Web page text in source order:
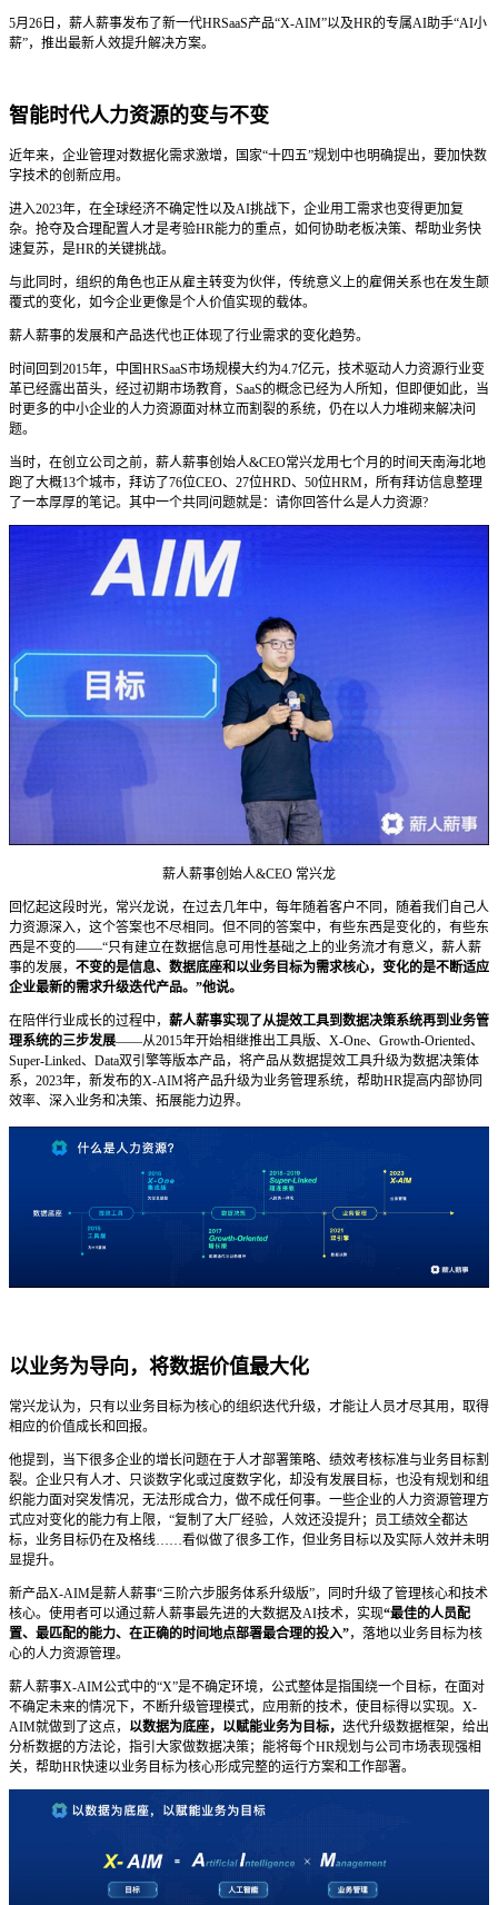
5月26日，薪人薪事发布了新一代HRSaaS产品“X-AIM”以及HR的专属AI助手“AI小
薪”，推出最新人效提升解决方案。
智能时代人力资源的变与不变
近年来，企业管理对数据化需求激增，国家“十四五”规划中也明确提出，要加快数
字技术的创新应用。
进入2023年，在全球经济不确定性以及AI挑战下，企业用工需求也变得更加复
杂。抢夺及合理配置人才是考验HR能力的重点，如何协助老板决策、帮助业务快
速复苏，是HR的关键挑战。
与此同时，组织的角色也正从雇主转变为伙伴，传统意义上的雇佣关系也在发生颠
覆式的变化，如今企业更像是个人价值实现的载体。
薪人薪事的发展和产品迭代也正体现了行业需求的变化趋势。
时间回到2015年，中国HRSaaS市场规模大约为4.7亿元，技术驱动人力资源行业变
革已经露出苗头，经过初期市场教育，SaaS的概念已经为人所知，但即便如此，当
时更多的中小企业的人力资源面对林立而割裂的系统，仍在以人力堆砌来解决问
题。
当时，在创立公司之前，薪人薪事创始人&CEO常兴龙用七个月的时间天南海北地
跑了大概13个城市，拜访了76位CEO、27位HRD、50位HRM，所有拜访信息整理
了一本厚厚的笔记。其中一个共同问题就是：请你回答什么是人力资源?
薪人薪事创始人&CEO 常兴龙
回忆起这段时光，常兴龙说，在过去几年中，每年随着客户不同，随着我们自己人
力资源深入，这个答案也不尽相同。但不同的答案中，有些东西是变化的，有些东
西是不变的——“只有建立在数据信息可用性基础之上的业务流才有意义，薪人薪
事的发展， 不变的是信息、数据底座和以业务目标为需求核心，变化的是不断适应
企业最新的需求升级迭代产品。”他说。
在陪伴行业成长的过程中， 薪人薪事实现了从提效工具到数据决策系统再到业务管
理系统的三步发展——从2015年开始相继推出工具版、X-One、Growth-Oriented、
Super-Linked、Data双引擎等版本产品，将产品从数据提效工具升级为数据决策体
系，2023年，新发布的X-AIM将产品升级为业务管理系统，帮助HR提高内部协同
效率、深入业务和决策、拓展能力边界。
以业务为导向，将数据价值最大化
常兴龙认为，只有以业务目标为核心的组织迭代升级，才能让人员才尽其用，取得
相应的价值成长和回报。
他提到，当下很多企业的增长问题在于人才部署策略、绩效考核标准与业务目标割
裂。企业只有人才、只谈数字化或过度数字化，却没有发展目标，也没有规划和组
织能力面对突发情况，无法形成合力，做不成任何事。一些企业的人力资源管理方
式应对变化的能力有上限，“复制了大厂经验，人效还没提升；员工绩效全都达
标，业务目标仍在及格线……看似做了很多工作，但业务目标以及实际人效并未明
显提升。
新产品X-AIM是薪人薪事“三阶六步服务体系升级版”，同时升级了管理核心和技术
核心。使用者可以通过薪人薪事最先进的大数据及AI技术，实现“最佳的人员配
置、最匹配的能力、在正确的时间地点部署最合理的投入”，落地以业务目标为核
心的人力资源管理。
薪人薪事X-AIM公式中的“X”是不确定环境，公式整体是指围绕一个目标，在面对
不确定未来的情况下，不断升级管理模式，应用新的技术，使目标得以实现。X-
AIM就做到了这点， 以数据为底座，以赋能业务为目标， 迭代升级数据框架，给出
分析数据的方法论，指引大家做数据决策；能将每个HR规划与公司市场表现强相
关，帮助HR快速以业务目标为核心形成完整的运行方案和工作部署。